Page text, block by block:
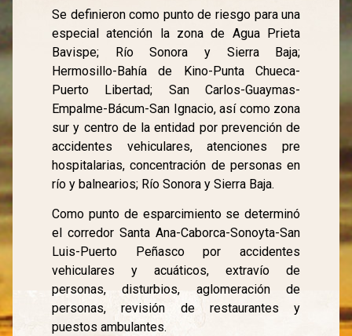
Se definieron como punto de riesgo para una
especial atención la zona de Agua Prieta
Bavispe; Río Sonora y Sierra Baja;
Hermosillo-Bahía de Kino-Punta Chueca-
Puerto Libertad; San Carlos-Guaymas-
Empalme-Bácum-San Ignacio, así como zona
sur y centro de la entidad por prevención de
accidentes vehiculares, atenciones pre
hospitalarias, concentración de personas en
río y balnearios; Río Sonora y Sierra Baja.
Como punto de esparcimiento se determinó
el corredor Santa Ana-Caborca-Sonoyta-San
Luis-Puerto Peñasco por accidentes
vehiculares y acuáticos, extravío de
personas, disturbios, aglomeración de
personas, revisión de restaurantes y
puestos ambulantes.